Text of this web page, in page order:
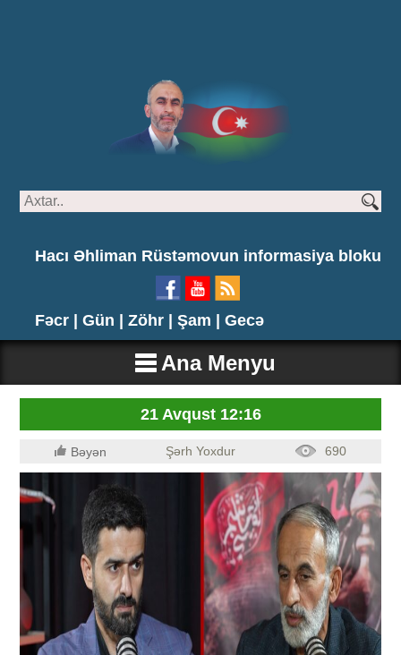
Hacı Əhliman Rüstəmovun informasiya bloku
Fəcr | Gün | Zöhr | Şam | Gecə
Ana Menyu
21 Avqust 12:16
Bəyən Şərh Yoxdur 690